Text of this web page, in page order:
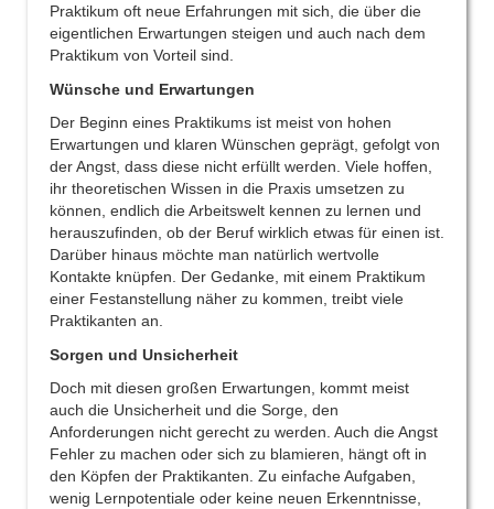
Praktikum oft neue Erfahrungen mit sich, die über die
eigentlichen Erwartungen steigen und auch nach dem
Praktikum von Vorteil sind.
Wünsche und Erwartungen
Der Beginn eines Praktikums ist meist von hohen
Erwartungen und klaren Wünschen geprägt, gefolgt von
der Angst, dass diese nicht erfüllt werden. Viele hoffen,
ihr theoretischen Wissen in die Praxis umsetzen zu
können, endlich die Arbeitswelt kennen zu lernen und
herauszufinden, ob der Beruf wirklich etwas für einen ist.
Darüber hinaus möchte man natürlich wertvolle
Kontakte knüpfen. Der Gedanke, mit einem Praktikum
einer Festanstellung näher zu kommen, treibt viele
Praktikanten an.
Sorgen und Unsicherheit
Doch mit diesen großen Erwartungen, kommt meist
auch die Unsicherheit und die Sorge, den
Anforderungen nicht gerecht zu werden. Auch die Angst
Fehler zu machen oder sich zu blamieren, hängt oft in
den Köpfen der Praktikanten. Zu einfache Aufgaben,
wenig Lernpotentiale oder keine neuen Erkenntnisse,